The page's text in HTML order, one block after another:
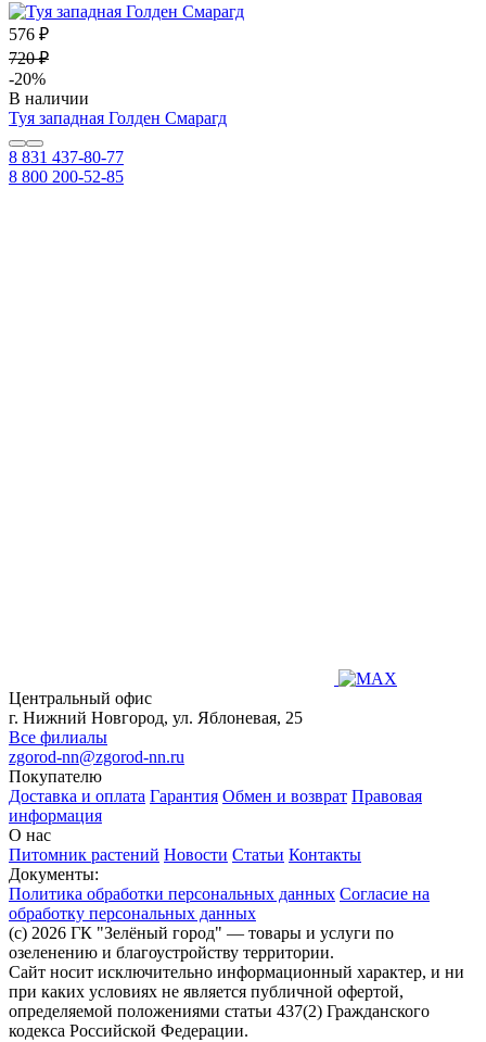
576 ₽
720 ₽
-20%
В наличии
Туя западная Голден Смарагд
8 831 437-80-77
8 800 200-52-85
Центральный офис
г. Нижний Новгород, ул. Яблоневая, 25
Все филиалы
zgorod-nn@zgorod-nn.ru
Покупателю
Доставка и оплата Гарантия Обмен и возврат Правовая
информация
О нас
Питомник растений Новости Статьи Контакты
Документы:
Политика обработки персональных данных Согласие на
обработку персональных данных
(c) 2026 ГК "Зелёный город" — товары и услуги по
озеленению и благоустройству территории.
Сайт носит исключительно информационный характер, и ни
при каких условиях не является публичной офертой,
определяемой положениями статьи 437(2) Гражданского
кодекса Российской Федерации.